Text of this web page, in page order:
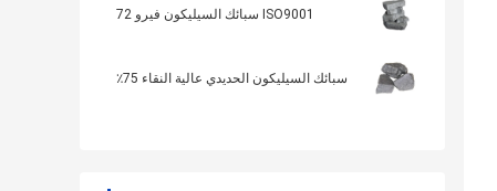
ISO9001 سبائك السيليكون فيرو 72
سبائك السيليكون الحديدي عالية النقاء 75٪